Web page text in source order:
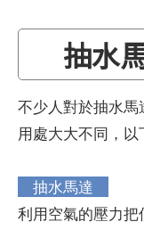
抽水
不少人對於抽水
用處大大不同，以
抽水馬達
利用空氣的壓力